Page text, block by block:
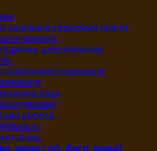
середньої освіти
процесу
забезпечення
навчання
база
робота
мова і літ. Англ. мова)